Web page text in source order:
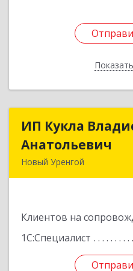
ИП Кукла
Анатольевич
Новый Уренгой
Клиентов на
1С:Специалист
ИП